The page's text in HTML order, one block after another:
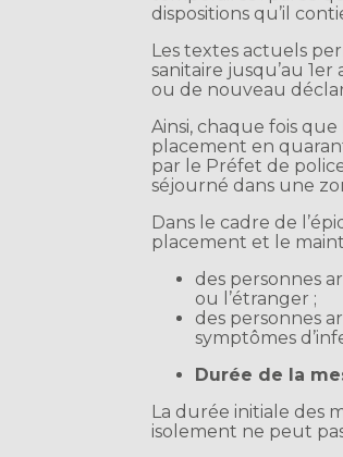
dispositions qu’il
Les textes actuels
sanitaire jusqu’au
ou de nouveau
Ainsi, chaque fois
placement en
par le Préfet de
séjourné dans une
Dans le cadre de
placement et le
des personnes
ou l’étranger ;
des personnes
symptômes
Durée de la
La durée initiale des
isolement ne peut